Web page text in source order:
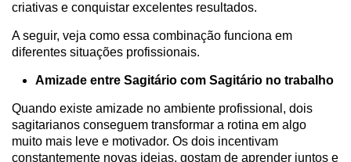
criativas e conquistar excelentes resultados.
A seguir, veja como essa combinação funciona em
diferentes situações profissionais.
Amizade entre Sagitário com Sagitário no trabalho
Quando existe amizade no ambiente profissional, dois
sagitarianos conseguem transformar a rotina em algo
muito mais leve e motivador. Os dois incentivam
constantemente novas ideias, gostam de aprender juntos e